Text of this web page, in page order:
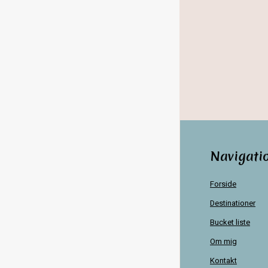
Forside
Destinationer
Bucket liste
Om mig
Kontakt